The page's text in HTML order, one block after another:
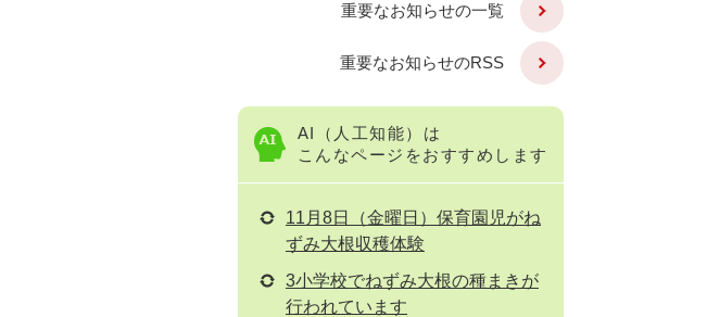
重要なお知らせの一覧
重要なお知らせのRSS
AI（人工知能）は
こんなページをおすすめします
11月8日（金曜日）保育園児がね
ずみ大根収穫体験
3小学校でねずみ大根の種まきが
行われています